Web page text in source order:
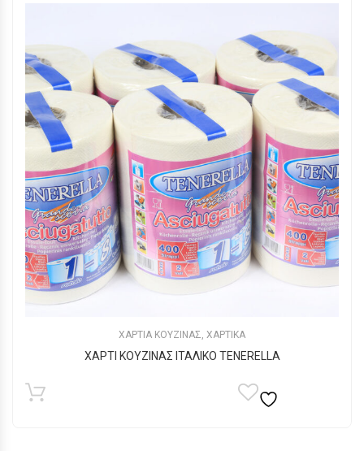
ΧΑΡΤΙΑ ΚΟΥΖΙΝΑΣ ΧΑΡΤΙΚΑ
ΧΑΡΤΙ ΚΟΥΖΙΝΑΣ ΙΤΑΛΙΚΟ TENERELLA